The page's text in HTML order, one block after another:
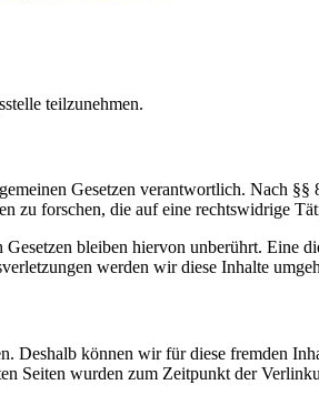
teilzunehmen.
Gesetzen verantwortlich. Nach
zu forschen, die auf eine rechtswidrige
bleiben hiervon unberührt. Eine
werden wir diese Inhalte
können wir für diese fremden
Seiten wurden zum Zeitpunkt der